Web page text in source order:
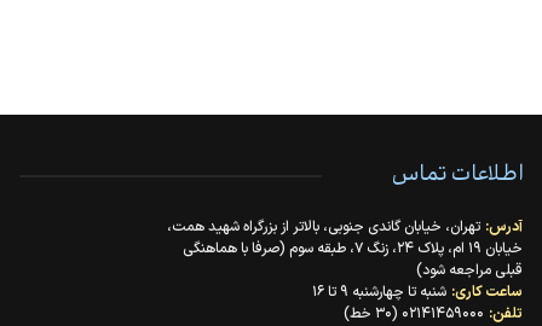
اطلاعات تماس
آدرس: تهران، خیابان گاندی جنوبی، بالاتر از بزرگراه شهید همت،
خیابان ۱۹ ام، پلاک ۲۴، زنگ ۷، طبقه سوم (صرفا با هماهنگی
قبلی مراجعه شود)
ساعت کاری: شنبه تا چهارشنبه ۹ تا ۱۶
تلفن: ۰۲۱۴۱۴۵۹۰۰۰ (۳۰ خط)